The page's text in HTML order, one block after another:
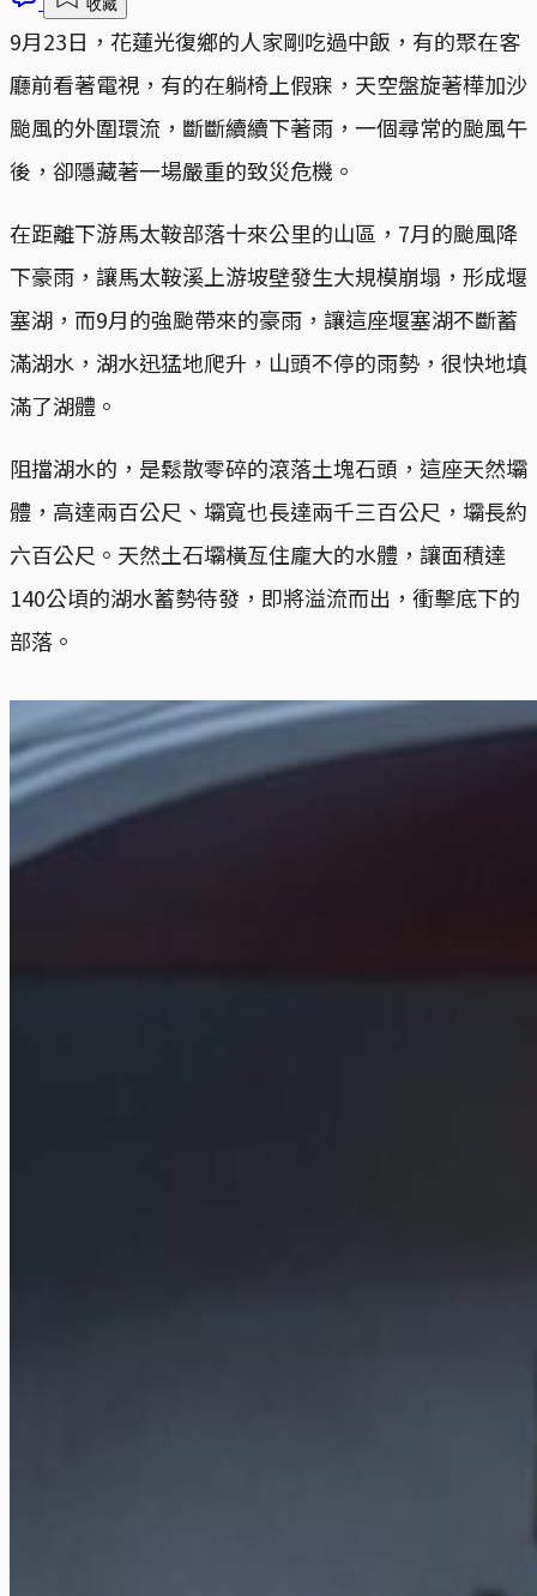
收藏
9月23日，花蓮光復鄉的人家剛吃過中飯，有的聚在客
廳前看著電視，有的在躺椅上假寐，天空盤旋著樺加沙
颱風的外圍環流，斷斷續續下著雨，一個尋常的颱風午
後，卻隱藏著一場嚴重的致災危機。
在距離下游馬太鞍部落十來公里的山區，7月的颱風降
下豪雨，讓馬太鞍溪上游坡壁發生大規模崩塌，形成堰
塞湖，而9月的強颱帶來的豪雨，讓這座堰塞湖不斷蓄
滿湖水，湖水迅猛地爬升，山頭不停的雨勢，很快地填
滿了湖體。
阻擋湖水的，是鬆散零碎的滾落土塊石頭，這座天然壩
體，高達兩百公尺、壩寬也長達兩千三百公尺，壩長約
六百公尺。天然土石壩橫亙住龐大的水體，讓面積達
140公頃的湖水蓄勢待發，即將溢流而出，衝擊底下的
部落。